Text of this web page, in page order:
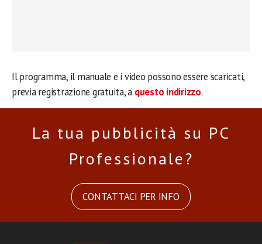
Il programma, il manuale e i video possono essere scaricati,
previa registrazione gratuita, a questo indirizzo.
La tua pubblicità su PC
Professionale?
CONTATTACI PER INFO